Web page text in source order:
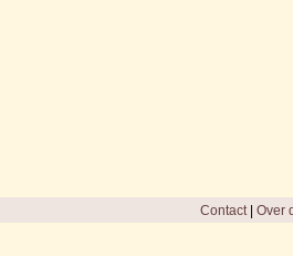
Contact| Over